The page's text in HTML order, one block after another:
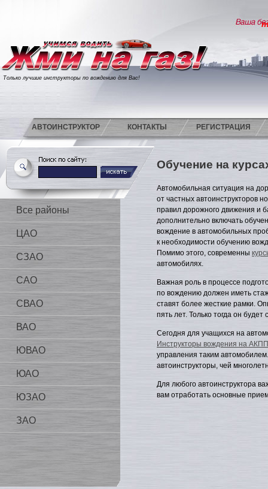
Только лучшие инструкторы по вождению для Вас!
АВТОИНСТРУКТОР КОНТАКТЫ РЕГИСТРАЦИЯ
Все районы
ЦАО
СЗАО
САО
СВАО
ВАО
ЮВАО
ЮАО
ЮЗАО
ЗАО
Обучение на
Автомобильная ситуация на
от частных автоинструкторов
правил дорожного движения и
дополнительно включать
вождение в автомобильных
к необходимости обучению
Помимо этого, современны
автомобилях.
Важная роль в процессе
по вождению должен иметь
ставят более жесткие рамки.
пять лет. Только тогда он
Сегодня для учащихся на
Инструкторы вождения на
управления таким
автоинструкторы, чей
Для любого автоинструктора
вам отработать основные